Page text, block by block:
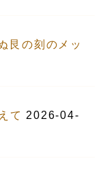
艮の刻のメッ
て 2026-04-